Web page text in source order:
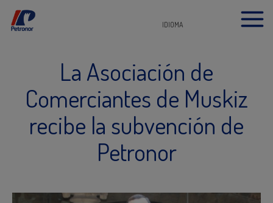
IDIOMA
La Asociación de
Comerciantes de Muskiz
recibe la subvención de
Petronor